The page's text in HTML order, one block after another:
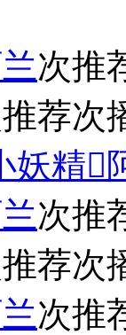
次推
荐次
妖精
次推
荐次
次推